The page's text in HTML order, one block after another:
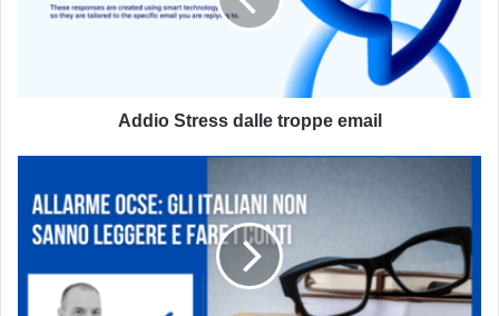
email
Addio Stress dalle troppe email
Ocse:
gli
italiani
non
sanno